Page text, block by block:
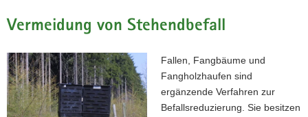
Vermeidung von Stehendbefall
Fallen, Fangbäume und
Fangholzhaufen sind
ergänzende Verfahren zur
Befallsreduzierung. Sie besitzen